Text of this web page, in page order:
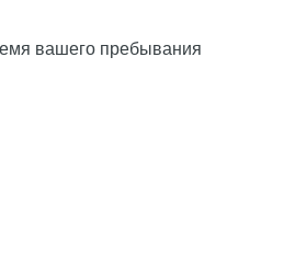
вашего пребывания